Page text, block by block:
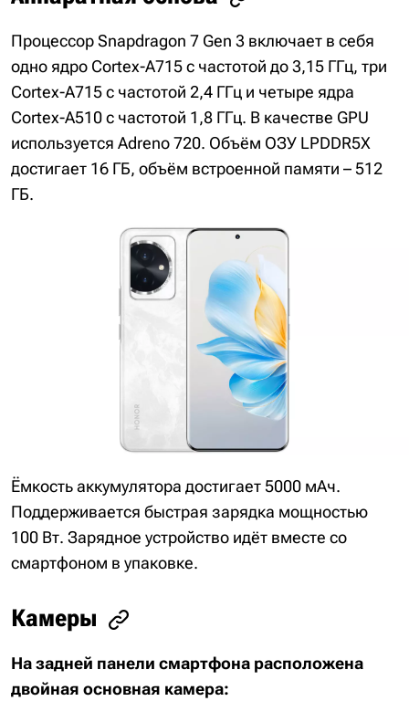
Процессор Snapdragon 7 Gen 3 включает в себя
одно ядро Cortex-A715 с частотой до 3,15 ГГц, три
Cortex-A715 с частотой 2,4 ГГц и четыре ядра
Cortex-A510 с частотой 1,8 ГГц. В качестве GPU
используется Adreno 720. Объём ОЗУ LPDDR5X
достигает 16 ГБ, объём встроенной памяти – 512
ГБ.
Ёмкость аккумулятора достигает 5000 мАч.
Поддерживается быстрая зарядка мощностью
100 Вт. Зарядное устройство идёт вместе со
смартфоном в упаковке.
Камеры
На задней панели смартфона расположена
двойная основная камера: